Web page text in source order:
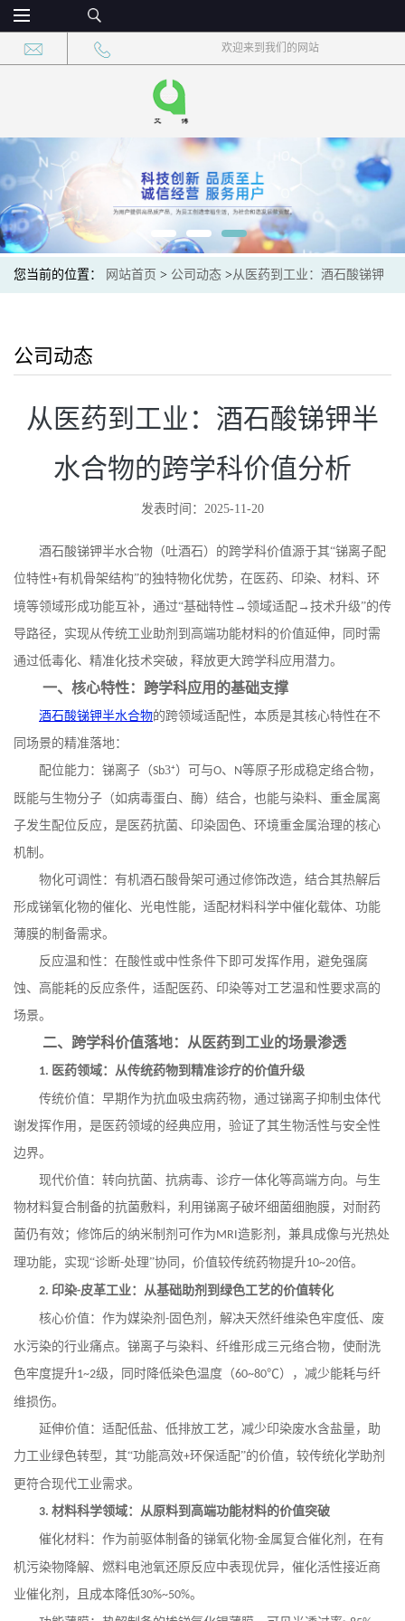
欢迎来到我们的网站
您当前的位置： 网站首页 > 公司动态 >从医药到工业：酒石酸锑钾
公司动态
从医药到工业：酒石酸锑钾半
水合物的跨学科价值分析
发表时间：2025-11-20
酒石酸锑钾半水合物（吐酒石）的跨学科价值源于其“锑离子配
位特性+有机骨架结构”的独特物化优势，在医药、印染、材料、环
境等领域形成功能互补，通过“基础特性→领域适配→技术升级”的传
导路径，实现从传统工业助剂到高端功能材料的价值延伸，同时需
通过低毒化、精准化技术突破，释放更大跨学科应用潜力。
一、核心特性：跨学科应用的基础支撑
酒石酸锑钾半水合物的跨领域适配性，本质是其核心特性在不
同场景的精准落地：
配位能力：锑离子（Sb3⁺）可与O、 N等原子形成稳定络合物，
既能与生物分子（如病毒蛋白、酶）结合，也能与染料、重金属离
子发生配位反应，是医药抗菌、印染固色、环境重金属治理的核心
机制。
物化可调性：有机酒石酸骨架可通过修饰改造，结合其热解后
形成锑氧化物的催化、光电性能，适配材料科学中催化载体、功能
薄膜的制备需求。
反应温和性：在酸性或中性条件下即可发挥作用，避免强腐
蚀、高能耗的反应条件，适配医药、印染等对工艺温和性要求高的
场景。
二、跨学科价值落地：从医药到工业的场景渗透
1. 医药领域：从传统药物到精准诊疗的价值升级
传统价值：早期作为抗血吸虫病药物，通过锑离子抑制虫体代
谢发挥作用，是医药领域的经典应用，验证了其生物活性与安全性
边界。
现代价值：转向抗菌、抗病毒、诊疗一体化等高端方向。与生
物材料复合制备的抗菌敷料，利用锑离子破坏细菌细胞膜，对耐药
菌仍有效；修饰后的纳米制剂可作为MRI造影剂，兼具成像与光热处
理功能，实现“诊断-处理”协同，价值较传统药物提升10~20倍。
2. 印染-皮革工业：从基础助剂到绿色工艺的价值转化
核心价值：作为媒染剂 - 固色剂，解决天然纤维染色牢度低、废
水污染的行业痛点。锑离子与染料、纤维形成三元络合物，使耐洗
色牢度提升1~2级，同时降低染色温度（60~80℃），减少能耗与纤
维损伤。
延伸价值：适配低盐、低排放工艺，减少印染废水含盐量，助
力工业绿色转型，其“功能高效+环保适配”的价值，较传统化学助剂
更符合现代工业需求。
3. 材料科学领域：从原料到高端功能材料的价值突破
催化材料：作为前驱体制备的锑氧化物-金属复合催化剂，在有
机污染物降解、燃料电池氧还原反应中表现优异，催化活性接近商
业催化剂，且成本降低30%~50%。